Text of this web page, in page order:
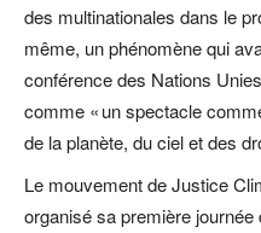
des multinationales dans le
même, un phénomène qui
conférence des Nations
comme « un spectacle
de la planète, du ciel et des
Le mouvement de Justice
organisé sa première journée